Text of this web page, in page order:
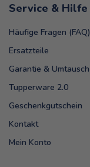
Service & Hilfe
Häufige Fragen (FAQ)
Ersatzteile
Garantie & Umtausch
Tupperware 2.0
Geschenkgutschein
Kontakt
Mein Konto